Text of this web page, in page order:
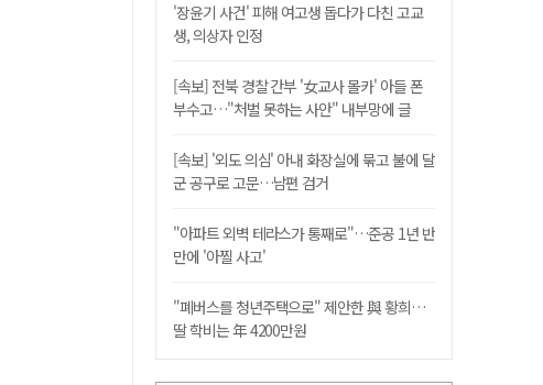
'장윤기 사건' 피해 여고생 돕다가 다친 고교
생, 의상자 인정
[속보] 전북 경찰 간부 '女교사 몰카' 아들 폰
부수고…"처벌 못하는 사안" 내부망에 글
[속보] '외도 의심' 아내 화장실에 묶고 불에 달
군 공구로 고문…남편 검거
"아파트 외벽 테라스가 통째로"…준공 1년 반
만에 '아찔 사고'
"폐버스를 청년주택으로" 제안한 與 황희…
딸 학비는 年 4200만원